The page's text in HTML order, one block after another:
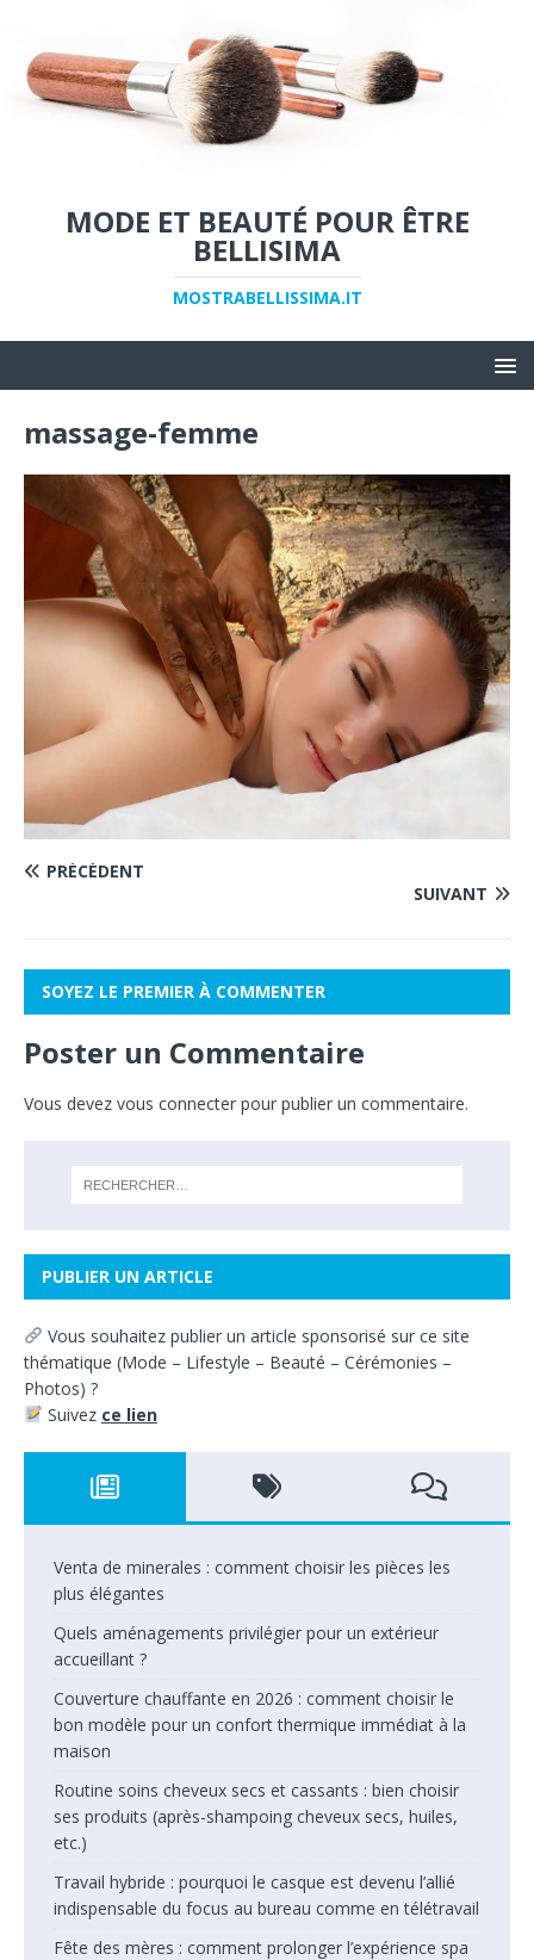
MODE ET BEAUTÉ POUR ÊTRE
BELLISIMA
MOSTRABELLISSIMA.IT
massage-femme
PRÉCÉDENT
SUIVANT
SOYEZ LE PREMIER À COMMENTER
Poster un Commentaire
Vous devez vous connecter pour publier un commentaire.
PUBLIER UN ARTICLE
Vous souhaitez publier un article sponsorisé sur ce site
thématique (Mode – Lifestyle – Beauté – Cérémonies –
Photos) ?
Suivez ce lien
Venta de minerales : comment choisir les pièces les
plus élégantes
Quels aménagements privilégier pour un extérieur
accueillant ?
Couverture chauffante en 2026 : comment choisir le
bon modèle pour un confort thermique immédiat à la
maison
Routine soins cheveux secs et cassants : bien choisir
ses produits (après-shampoing cheveux secs, huiles,
etc.)
Travail hybride : pourquoi le casque est devenu l’allié
indispensable du focus au bureau comme en télétravail
Fête des mères : comment prolonger l’expérience spa